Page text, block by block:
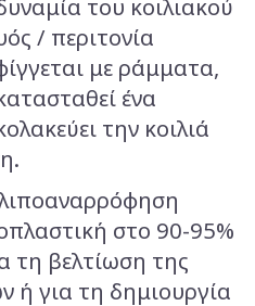
του κοιλιακού
/ περιτονία
με ράμματα,
ένα
την κοιλιά
στο 90-95%
τη βελτίωση της
ή για τη δημιουργία